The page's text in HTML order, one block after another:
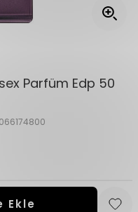
Parfüm Edp 50
Ekle